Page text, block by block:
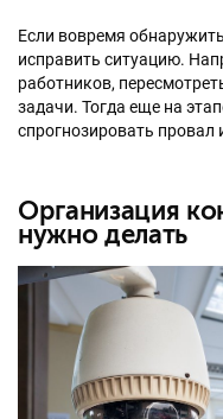
Если вовремя
исправить ситуацию.
работников,
задачи. Тогда еще на
спрогнозировать провал
Организация
нужно делать